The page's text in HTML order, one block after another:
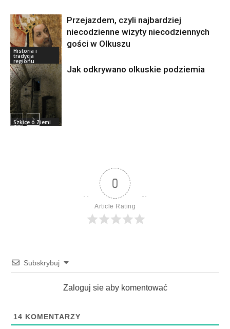
Historia i
tradycja
regionu
Przejazdem, czyli najbardziej
niecodzienne wizyty niecodziennych
gości w Olkuszu
Szkice o Ziemi
Olkuskiej
Jak odkrywano olkuskie podziemia
0
Article Rating
Subskrybuj
Zaloguj sie aby komentować
14 KOMENTARZY